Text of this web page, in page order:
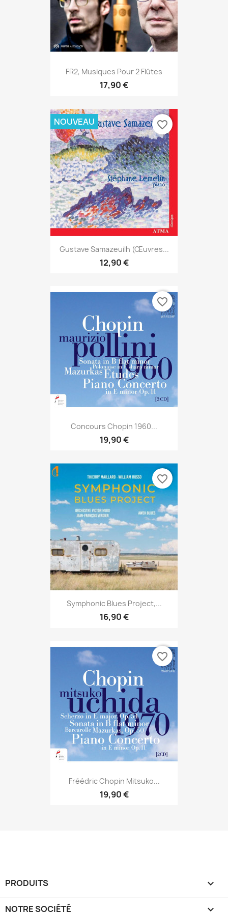
FR2, Musiques Pour 2 Flûtes
17,90 €
Gustave Samazeuilh (Œuvres...
12,90 €
NOUVEAU favorite_border
Concours Chopin 1960...
19,90 €
favorite_border
Symphonic Blues Project,...
16,90 €
favorite_border
Fréédric Chopin Mitsuko...
19,90 €
favorite_border
PRODUITS 
NOTRE SOCIÉTÉ 